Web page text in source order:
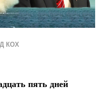
КОХ
пять дней